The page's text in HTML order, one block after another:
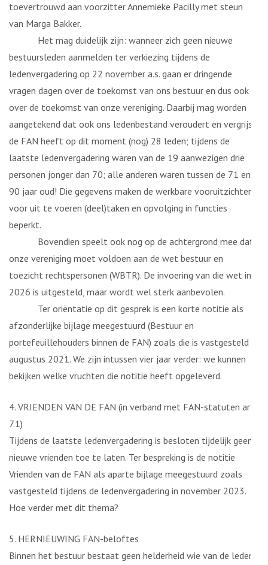
toevertrouwd aan voorzitter Annemieke Pacilly met steun
van Marga Bakker.
Het mag duidelijk zijn: wanneer zich geen nieuwe
bestuursleden aanmelden ter verkiezing tijdens de
ledenvergadering op 22 november a.s. gaan er dringende
vragen dagen over de toekomst van ons bestuur en dus ook
over de toekomst van onze vereniging. Daarbij mag worden
aangetekend dat ook ons ledenbestand veroudert en vergrijst:
de FAN heeft op dit moment (nog) 28 leden; tijdens de
laatste ledenvergadering waren van de 19 aanwezigen drie
personen jonger dan 70; alle anderen waren tussen de 71 en
90 jaar oud! Die gegevens maken de werkbare vooruitzichten
voor uit te voeren (deel)taken en opvolging in functies
beperkt.
Bovendien speelt ook nog op de achtergrond mee dat
onze vereniging moet voldoen aan de wet bestuur en
toezicht rechtspersonen (WBTR). De invoering van die wet in
2026 is uitgesteld, maar wordt wel sterk aanbevolen.
Ter oriëntatie op dit gesprek is een korte notitie als
afzonderlijke bijlage meegestuurd (Bestuur en
portefeuillehouders binnen de FAN) zoals die is vastgesteld in
augustus 2021. We zijn intussen vier jaar verder: we kunnen
bekijken welke vruchten die notitie heeft opgeleverd.
4. VRIENDEN VAN DE FAN (in verband met FAN-statuten art.
7.1)
Tijdens de laatste ledenvergadering is besloten tijdelijk geen
nieuwe vrienden toe te laten. Ter bespreking is de notitie
Vrienden van de FAN als aparte bijlage meegestuurd zoals
vastgesteld tijdens de ledenvergadering in november 2023.
Hoe verder met dit thema?
5. HERNIEUWING FAN-beloftes
Binnen het bestuur bestaat geen helderheid wie van de leden